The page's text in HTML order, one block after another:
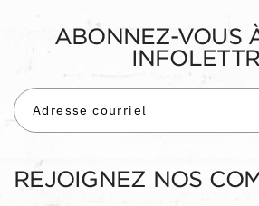
ABONNEZ-VOUS
REJOIGNEZ NOS